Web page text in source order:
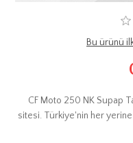
Bu ürünü
CF Moto 250 NK Supap
sitesi. Türkiye'nin her yerine